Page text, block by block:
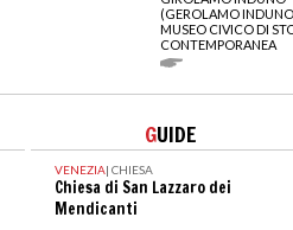
(GEROLAMO
MUSEO CIVICO DI
CONTEMPORANEA
GUIDE
VENEZIA| CHIESA
Chiesa di San Lazzaro dei
Mendicanti